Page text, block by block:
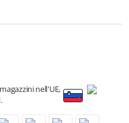
nell'UE,